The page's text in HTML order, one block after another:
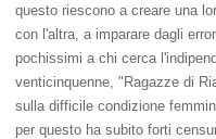
questo riescono a creare una
con l'altra, a imparare dagli
pochissimi a chi cerca
venticinquenne, "Ragazze di
sulla difficile condizione
per questo ha subito forti